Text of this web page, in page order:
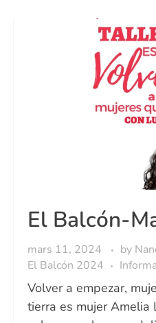
El Balcón-
mars 11, 2024 by
El Balcón 2024
Volver a empezar,
tierra es mujer Amelia